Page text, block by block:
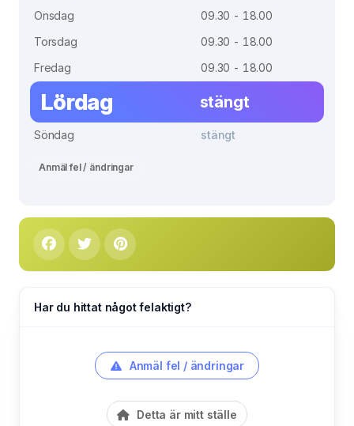
Onsdag
09.30 - 18.00
Torsdag
09.30 - 18.00
Fredag
09.30 - 18.00
Lördag stängt
Söndag stängt
Anmäl fel / ändringar
Har du hittat något felaktigt?
Anmäl fel / ändringar
Detta är mitt ställe